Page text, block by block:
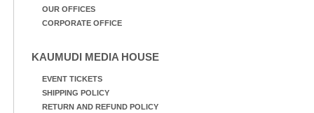
OUR OFFICES
CORPORATE OFFICE
KAUMUDI MEDIA HOUSE
EVENT TICKETS
SHIPPING POLICY
RETURN AND REFUND POLICY